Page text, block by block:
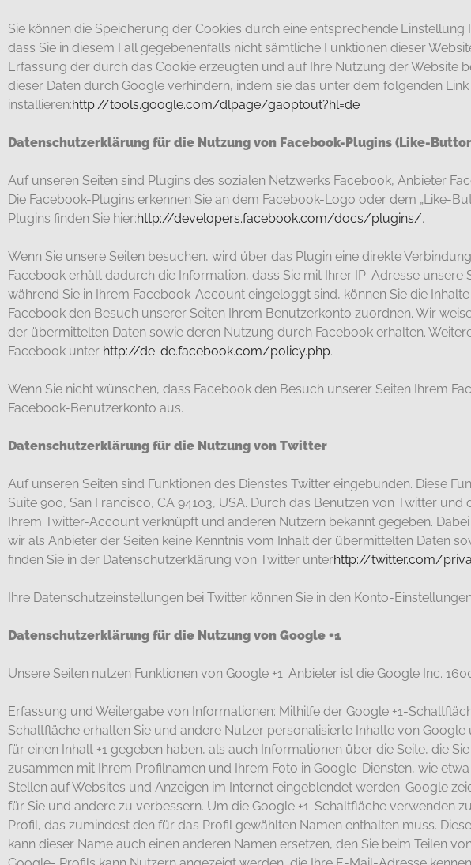
Sie können die Speicherung der Cookies durch eine entsprechende
dass Sie in diesem Fall gegebenenfalls nicht sämtliche Funktionen dieser
Erfassung der durch das Cookie erzeugten und auf Ihre Nutzung der Website
dieser Daten durch Google verhindern, indem sie das unter dem folgenden
installieren:http://tools.google.com/dlpage/gaoptout?hl=de
Datenschutzerklärung für die Nutzung von Facebook-Plugins (Like-
Auf unseren Seiten sind Plugins des sozialen Netzwerks Facebook, Anbieter
Die Facebook-Plugins erkennen Sie an dem Facebook-Logo oder dem „Like-
Plugins finden Sie hier:http://developers.facebook.com/docs/plugins/.
Wenn Sie unsere Seiten besuchen, wird über das Plugin eine direkte
Facebook erhält dadurch die Information, dass Sie mit Ihrer IP-Adresse unsere
während Sie in Ihrem Facebook-Account eingeloggt sind, können Sie die
Facebook den Besuch unserer Seiten Ihrem Benutzerkonto zuordnen. Wir
der übermittelten Daten sowie deren Nutzung durch Facebook erhalten.
Facebook unter http://de-de.facebook.com/policy.php.
Wenn Sie nicht wünschen, dass Facebook den Besuch unserer Seiten Ihrem
Facebook-Benutzerkonto aus.
Datenschutzerklärung für die Nutzung von Twitter
Auf unseren Seiten sind Funktionen des Dienstes Twitter eingebunden. Diese
Suite 900, San Francisco, CA 94103, USA. Durch das Benutzen von Twitter
Ihrem Twitter-Account verknüpft und anderen Nutzern bekannt gegeben.
wir als Anbieter der Seiten keine Kenntnis vom Inhalt der übermittelten Daten
finden Sie in der Datenschutzerklärung von Twitter unterhttp://twitter.com/
Ihre Datenschutzeinstellungen bei Twitter können Sie in den Konto-
Datenschutzerklärung für die Nutzung von Google +1
Unsere Seiten nutzen Funktionen von Google +1. Anbieter ist die Google Inc.
Erfassung und Weitergabe von Informationen: Mithilfe der Google +1-
Schaltfläche erhalten Sie und andere Nutzer personalisierte Inhalte von
für einen Inhalt +1 gegeben haben, als auch Informationen über die Seite, die
zusammen mit Ihrem Profilnamen und Ihrem Foto in Google-Diensten, wie
Stellen auf Websites und Anzeigen im Internet eingeblendet werden. Google
für Sie und andere zu verbessern. Um die Google +1-Schaltfläche verwenden
Profil, das zumindest den für das Profil gewählten Namen enthalten muss.
kann dieser Name auch einen anderen Namen ersetzen, den Sie beim Teilen